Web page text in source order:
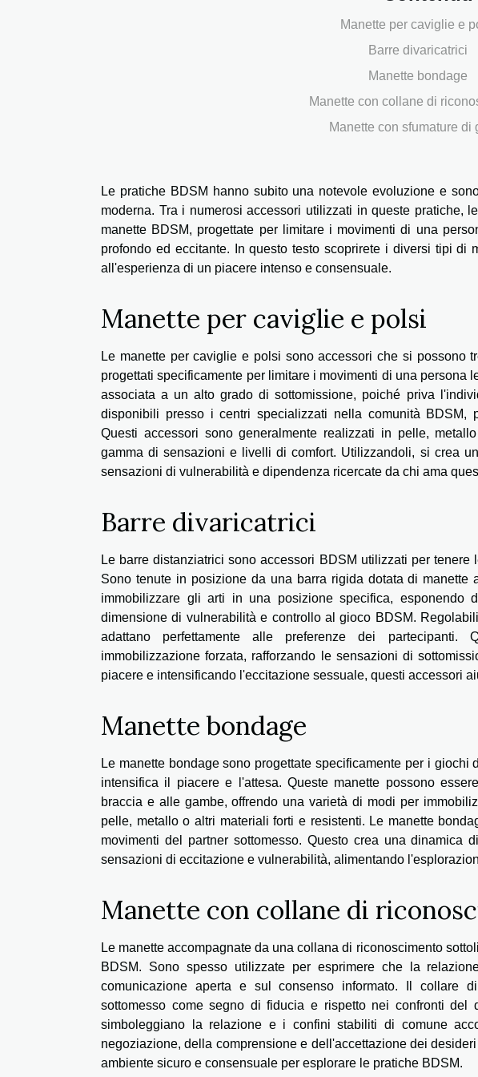
Manette per caviglie e
Barre divaricatrici
Manette bondage
Manette con collane di
Manette con sfumature di
Le pratiche BDSM hanno subito una notevole evoluzione e
moderna. Tra i numerosi accessori utilizzati in queste pratiche,
manette BDSM, progettate per limitare i movimenti di una
profondo ed eccitante. In questo testo scoprirete i diversi tipi di
all'esperienza di un piacere intenso e consensuale.
Manette per caviglie e polsi
Le manette per caviglie e polsi sono accessori che si possono
progettati specificamente per limitare i movimenti di una persona
associata a un alto grado di sottomissione, poiché priva
disponibili presso i centri specializzati nella comunità BDSM,
Questi accessori sono generalmente realizzati in pelle,
gamma di sensazioni e livelli di comfort. Utilizzandoli, si crea
sensazioni di vulnerabilità e dipendenza ricercate da chi ama
Barre divaricatrici
Le barre distanziatrici sono accessori BDSM utilizzati per
Sono tenute in posizione da una barra rigida dotata di manette
immobilizzare gli arti in una posizione specifica, esponendo
dimensione di vulnerabilità e controllo al gioco BDSM.
adattano perfettamente alle preferenze dei partecipanti.
immobilizzazione forzata, rafforzando le sensazioni di
piacere e intensificando l'eccitazione sessuale, questi accessori
Manette bondage
Le manette bondage sono progettate specificamente per i
intensifica il piacere e l'attesa. Queste manette possono
braccia e alle gambe, offrendo una varietà di modi per
pelle, metallo o altri materiali forti e resistenti. Le manette
movimenti del partner sottomesso. Questo crea una dinamica
sensazioni di eccitazione e vulnerabilità, alimentando
Manette con collane di
Le manette accompagnate da una collana di riconoscimento
BDSM. Sono spesso utilizzate per esprimere che la
comunicazione aperta e sul consenso informato. Il collare
sottomesso come segno di fiducia e rispetto nei confronti del
simboleggiano la relazione e i confini stabiliti di comune
negoziazione, della comprensione e dell'accettazione dei
ambiente sicuro e consensuale per esplorare le pratiche BDSM.